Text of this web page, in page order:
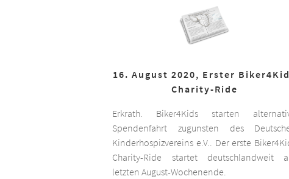
16. August 2020, Erster
Charity-Ride
Erkrath. Biker4Kids starten
Spendenfahrt zugunsten des
Kinderhospizvereins e.V.. Der erste
Charity-Ride startet deutschlandweit
letzten August-Wochenende.